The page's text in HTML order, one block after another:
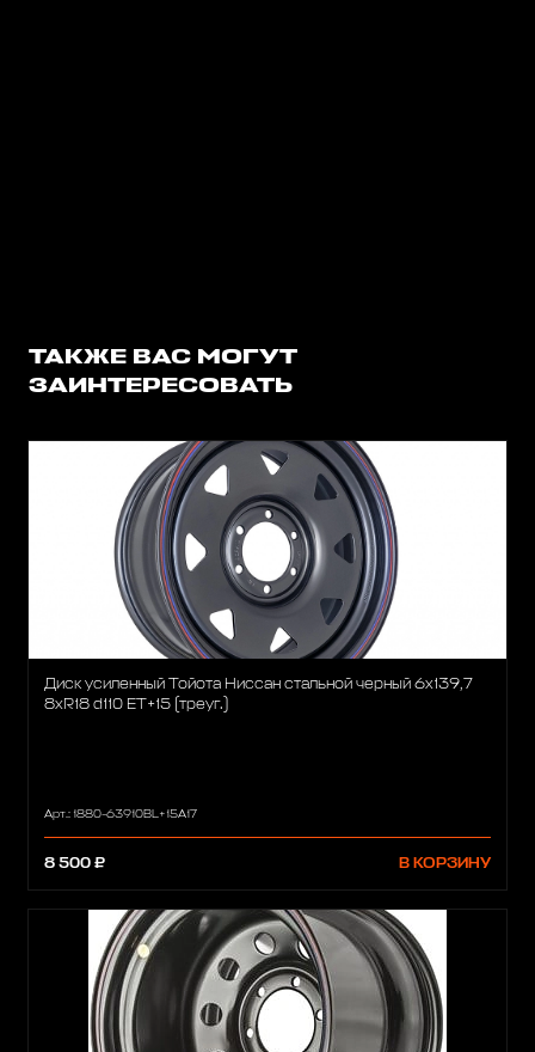
ТАКЖЕ ВАС МОГУТ
ЗАИНТЕРЕСОВАТЬ
Диск усиленный Тойота Ниссан стальной черный 6x139,7
8xR18 d110 ET+15 (треуг.)
Арт.: 1880-63910BL+15A17
8 500 ₽ В КОРЗИНУ